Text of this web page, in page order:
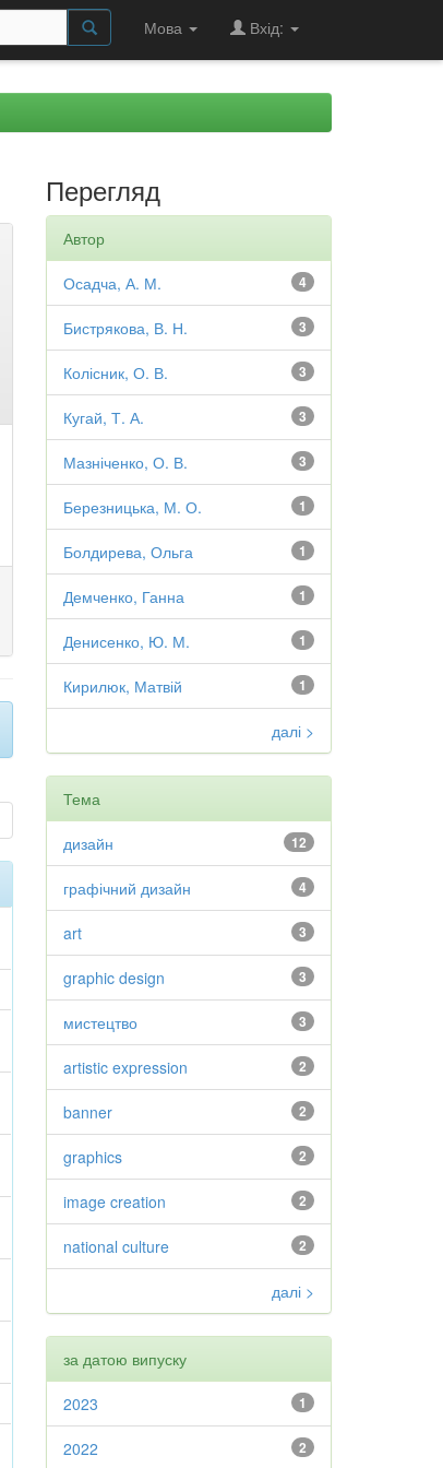
Мова Вхід:
Перегляд
Автор
4
Осадча, А. М.
3
Бистрякова, В. Н.
3
Колісник, О. В.
3
Кугай, Т. А.
3
Мазніченко, О. В.
1
Березницька, М. О.
1
Болдирева, Ольга
1
Демченко, Ганна
1
Денисенко, Ю. М.
1
Кирилюк, Матвій
далі >
Тема
12
дизайн
4
графічний дизайн
3
art
3
graphic design
3
мистецтво
2
artistic expression
2
banner
2
graphics
2
image creation
2
national culture
далі >
за датою випуску
1
2023
2
2022